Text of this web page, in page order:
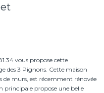
vous propose cette
des 3 Pignons. Cette maison
de murs, est récemment rénovée
principale propose une belle